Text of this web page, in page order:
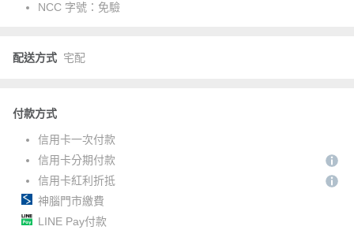
NCC 字號： 免驗
配送方式 宅配
付款方式
信用卡一次付款
信用卡分期付款
信用卡紅利折抵
神腦門市繳費
LINE Pay付款